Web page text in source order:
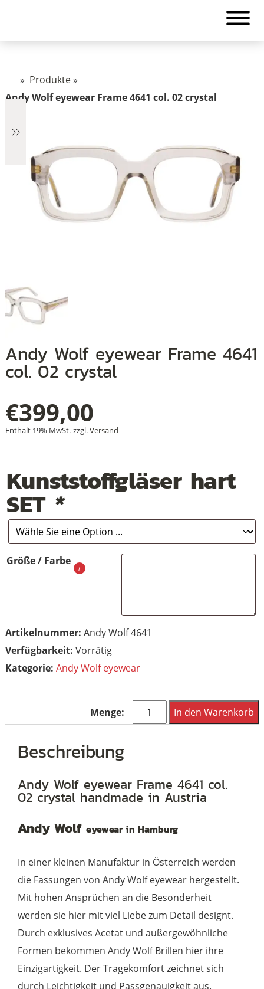
» Produkte»
Andy Wolf eyewear Frame 4641 col. 02 crystal
Andy Wolf eyewear Frame 4641
col. 02 crystal
€399,00
Enthält 19% MwSt. zzgl.Versand
Kunststoffgläser hart
SET *
Größe / Farbe
Artikelnummer: Andy Wolf 4641
Vorrätig
Kategorie: Andy Wolf eyewear
Andy
Wolf
4641
col.
crystal
In den Warenkorb
Beschreibung
Andy Wolf eyewear Frame 4641 col.
02 crystal handmade in Austria
Andy Wolf eyewear in Hamburg
In einer kleinen Manufaktur in Österreich werden
die Fassungen von Andy Wolf eyewear hergestellt.
Mit hohen Ansprüchen an die Besonderheit
werden sie hier mit viel Liebe zum Detail designt.
Durch exklusives Acetat und außergewöhnliche
Formen bekommen Andy Wolf Brillen hier ihre
Einzigartigkeit. Der Tragekomfort zeichnet sich
durch Leichtigkeit und Passgenauigkeit aus.
+
+